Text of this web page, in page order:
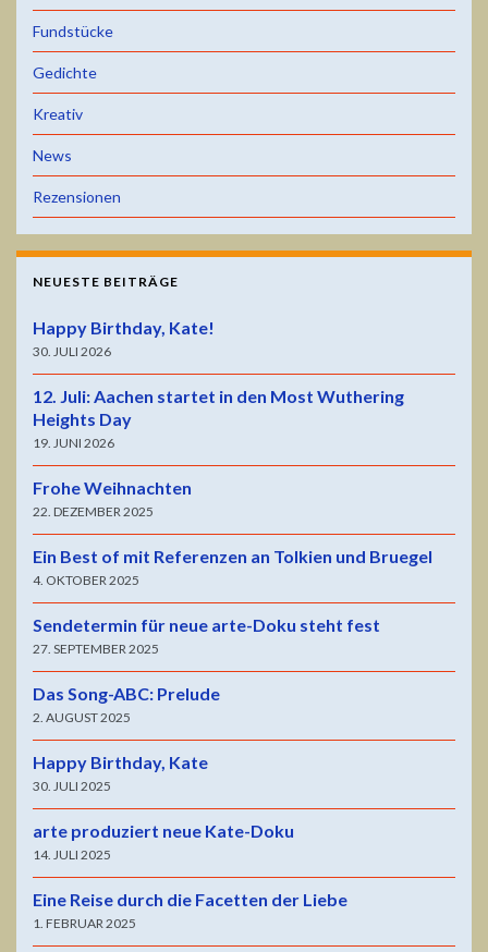
Fundstücke
Gedichte
Kreativ
News
Rezensionen
NEUESTE BEITRÄGE
Happy Birthday, Kate!
30. JULI 2026
12. Juli: Aachen startet in den Most Wuthering
Heights Day
19. JUNI 2026
Frohe Weihnachten
22. DEZEMBER 2025
Ein Best of mit Referenzen an Tolkien und Bruegel
4. OKTOBER 2025
Sendetermin für neue arte-Doku steht fest
27. SEPTEMBER 2025
Das Song-ABC: Prelude
2. AUGUST 2025
Happy Birthday, Kate
30. JULI 2025
arte produziert neue Kate-Doku
14. JULI 2025
Eine Reise durch die Facetten der Liebe
1. FEBRUAR 2025